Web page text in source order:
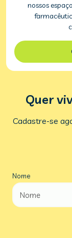
nossos
Quer
Cadastre-se
Nome